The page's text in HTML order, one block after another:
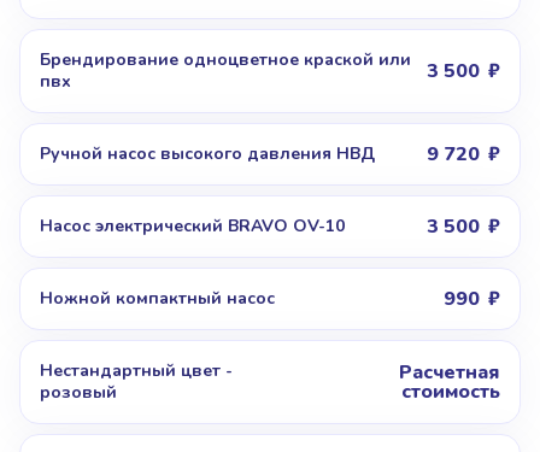
Брендирование одноцветное краской или
пвх
3 500
Ручной насос высокого давления НВД 9 720
Насос электрический BRAVO OV-10 3 500
Ножной компактный насос 990
Нестандартный цвет -
розовый
Расчетная
стоимость